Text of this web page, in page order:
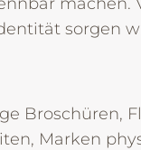
sorgen
Broschüren,
Marken